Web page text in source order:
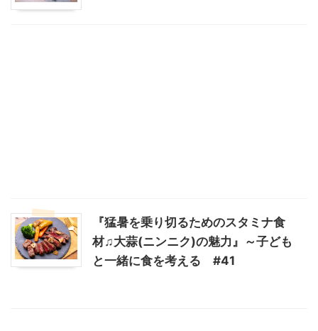
『猛暑を乗り切るためのスタミナ食
材♫大蒜(ニンニク)の魅力』～子ども
と一緒に食を考える #41